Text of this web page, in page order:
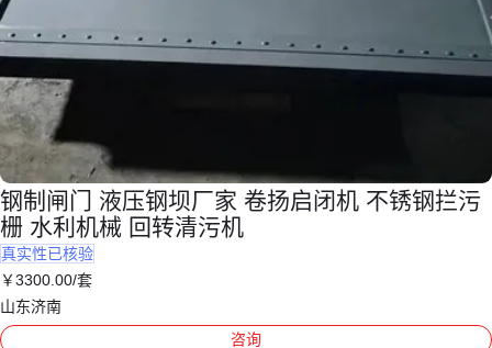
钢制闸门 液压钢坝厂家 卷扬启闭机 不锈钢拦污
栅 水利机械 回转清污机
真实性已核验
￥3300.00/套
山东济南
咨询